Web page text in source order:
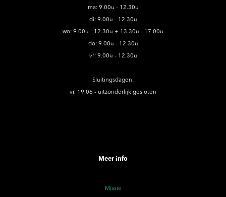
ma: 9.00u - 12.30u
di: 9.00u - 12.30u
wo: 9.00u - 12.30u + 13.30u - 17.00u
do: 9.00u - 12.30u
vr: 9.00u - 12.30u
Sluitingsdagen:
vr. 19.06 - uitzonderlijk gesloten
Meer info
Missie